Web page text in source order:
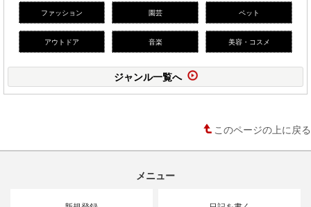
ファッション 園芸 ペット
アウトドア 音楽 美容・コスメ
ジャンル一覧へ
このページの上に戻る
メニュー